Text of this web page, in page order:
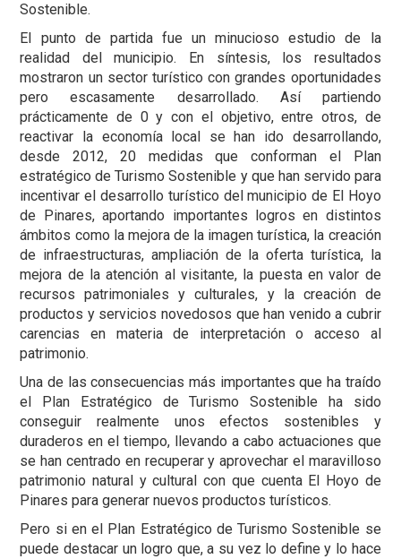
Sostenible.
El punto de partida fue un minucioso estudio de la
realidad del municipio. En síntesis, los resultados
mostraron un sector turístico con grandes oportunidades
pero escasamente desarrollado. Así partiendo
prácticamente de 0 y con el objetivo, entre otros, de
reactivar la economía local se han ido desarrollando,
desde 2012, 20 medidas que conforman el Plan
estratégico de Turismo Sostenible y que han servido para
incentivar el desarrollo turístico del municipio de El Hoyo
de Pinares, aportando importantes logros en distintos
ámbitos como la mejora de la imagen turística, la creación
de infraestructuras, ampliación de la oferta turística, la
mejora de la atención al visitante, la puesta en valor de
recursos patrimoniales y culturales, y la creación de
productos y servicios novedosos que han venido a cubrir
carencias en materia de interpretación o acceso al
patrimonio.
Una de las consecuencias más importantes que ha traído
el Plan Estratégico de Turismo Sostenible ha sido
conseguir realmente unos efectos sostenibles y
duraderos en el tiempo, llevando a cabo actuaciones que
se han centrado en recuperar y aprovechar el maravilloso
patrimonio natural y cultural con que cuenta El Hoyo de
Pinares para generar nuevos productos turísticos.
Pero si en el Plan Estratégico de Turismo Sostenible se
puede destacar un logro que, a su vez lo define y lo hace